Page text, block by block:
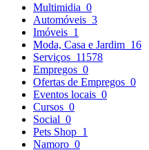
Multimidia 0
Automóveis 3
Imóveis 1
Moda, Casa e Jardim 16
Serviços 11578
Empregos 0
Ofertas de Empregos 0
Eventos locais 0
Cursos 0
Social 0
Pets Shop 1
Namoro 0